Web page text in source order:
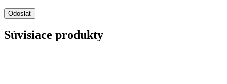
Súvisiace produkty